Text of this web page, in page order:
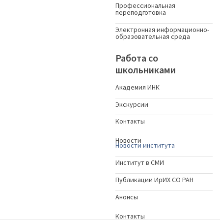
Профессиональная
переподготовка
Электронная информационно-
образовательная среда
Работа со
школьниками
Академия ИНК
Экскурсии
Контакты
Новости
Новости института
Институт в СМИ
Публикации ИрИХ СО РАН
Анонсы
Контакты